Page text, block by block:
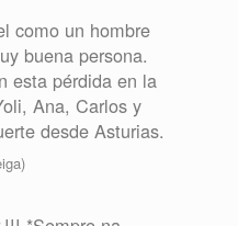
como un hombre
buena persona.
esta pérdida en la
Ana, Carlos y
desde Asturias.